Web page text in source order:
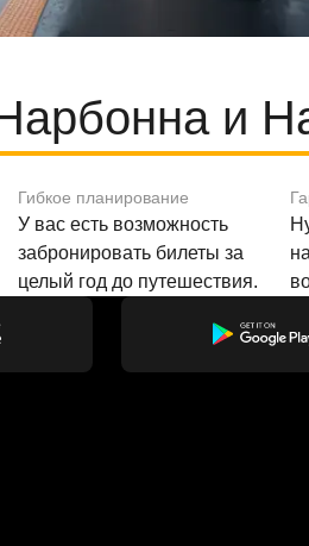
и
Гибкое планирование
У вас есть возможность
забронировать билеты за
целый год до путешествия.